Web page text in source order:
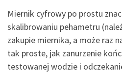
Miernik cyfrowy po prostu
skalibrowaniu pehametru
zakupie miernika, a może raz
tak proste, jak zanurzenie
testowanej wodzie i